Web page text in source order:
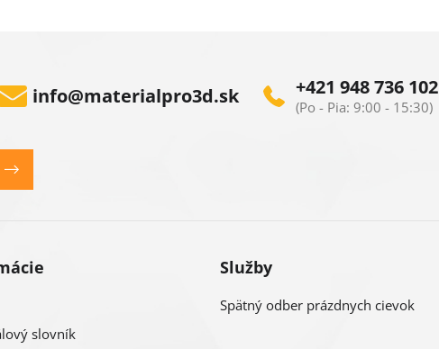
info@materialpro3d.sk +421 948 736 102
slovník
Služby
Spätný odber prázdnych cievok